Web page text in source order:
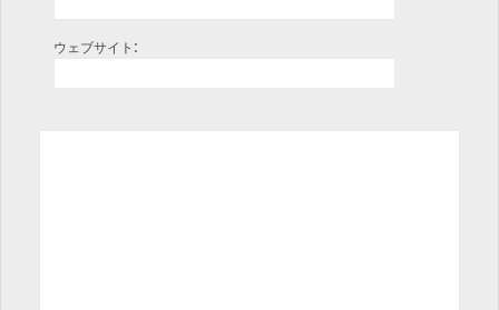
ウェブサイト: